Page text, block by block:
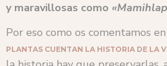
y maravillosas como
Por eso como os comentamos
PLANTAS CUENTAN LA HISTORIA DE LA